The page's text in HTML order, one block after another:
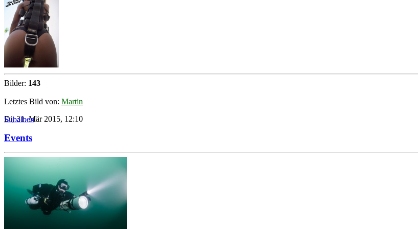
Bilder: 143
Letztes Bild von: Martin
Di, 31. Mär 2015, 12:10
Subalben
Events